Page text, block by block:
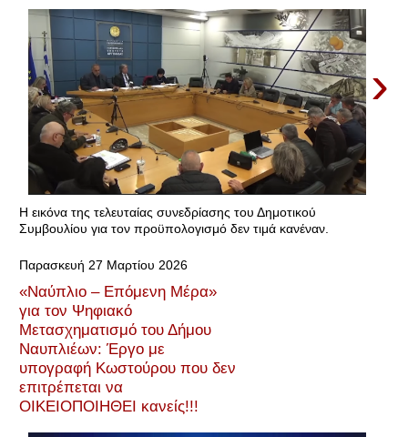
›
Η εικόνα της τελευταίας συνεδρίασης του Δημοτικού
Συμβουλίου για τον προϋπολογισμό δεν τιμά κανέναν.
Παρασκευή 27 Μαρτίου 2026
«Ναύπλιο – Επόμενη Μέρα»
για τον Ψηφιακό
Μετασχηματισμό του Δήμου
Ναυπλιέων: Έργο με
υπογραφή Κωστούρου που δεν
επιτρέπεται να
ΟΙΚΕΙΟΠΟΙΗΘΕΙ κανείς!!!